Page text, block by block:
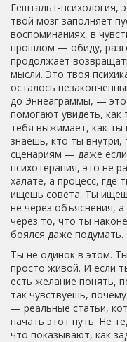
Гештальт-психология,
твой мозг заполняет
воспоминаниях, в
прошлом — обиду,
продолжает
мысли. Это твоя
осталось
до Эннеаграммы, — это
помогают увидеть, как
тебя выжимает, как
знаешь, кто ты
сценариям — даже
психотерапия, это не
халате, а процесс, где
ищешь совета. Ты
не через объяснения,
через то, что ты
боялся даже подумать.
Ты не одинок в этом.
просто живой. И если
есть желание понять,
так чувствуешь,
— реальные статьи,
начать этот путь. Не
что показывают, как